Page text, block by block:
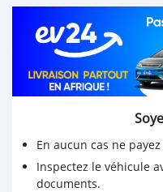
En aucun cas ne
Inspectez le véhicule
documents.